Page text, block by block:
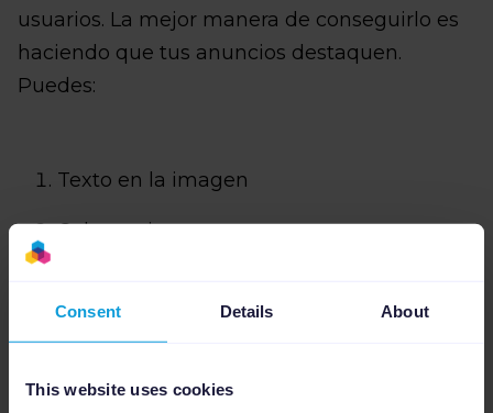
Consent Details About
This website uses cookies
usuarios. La mejor manera de conseguirlo es
haciendo que tus anuncios destaquen.
Puedes:
Texto en la imagen
Colores vistosos